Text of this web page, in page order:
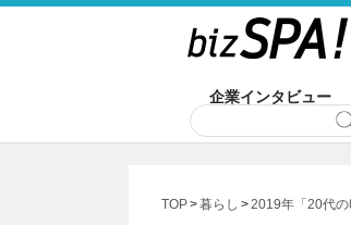
企業インタビュー
TOP 暮らし 2019年「20代